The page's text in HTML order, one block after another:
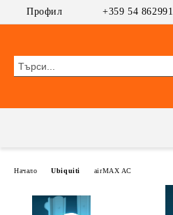
Профил +359 54 862991
Начало Ubiquiti airMAX AC